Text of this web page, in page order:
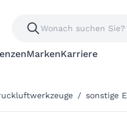
MarkenKarriere
/ sonstige